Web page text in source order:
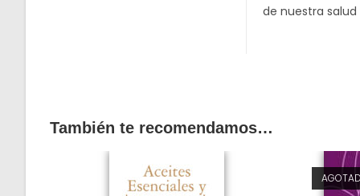
de nuestra
También te recomendamos…